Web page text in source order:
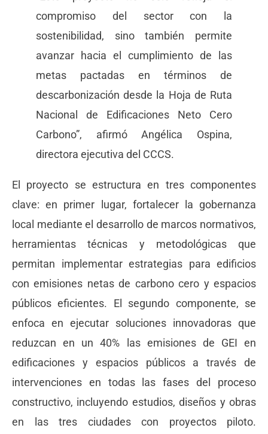
compromiso del sector con la
sostenibilidad, sino también permite
avanzar hacia el cumplimiento de las
metas pactadas en términos de
descarbonización desde la Hoja de Ruta
Nacional de Edificaciones Neto Cero
Carbono”, afirmó Angélica Ospina,
directora ejecutiva del CCCS.
El proyecto se estructura en tres componentes
clave: en primer lugar, fortalecer la gobernanza
local mediante el desarrollo de marcos normativos,
herramientas técnicas y metodológicas que
permitan implementar estrategias para edificios
con emisiones netas de carbono cero y espacios
públicos eficientes. El segundo componente, se
enfoca en ejecutar soluciones innovadoras que
reduzcan en un 40% las emisiones de GEI en
edificaciones y espacios públicos a través de
intervenciones en todas las fases del proceso
constructivo, incluyendo estudios, diseños y obras
en las tres ciudades con proyectos piloto.